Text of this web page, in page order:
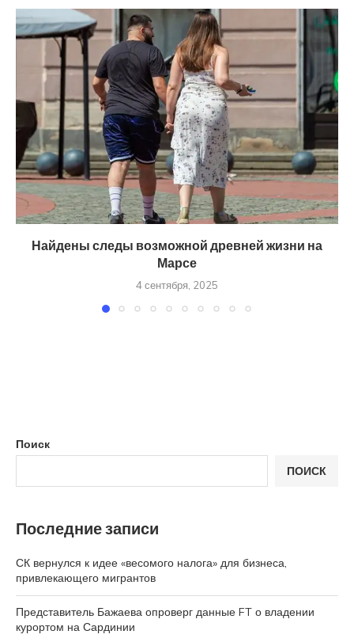
Найдены следы возможной древней жизни на
Марсе
4 сентября, 2025
Поиск
ПОИСК
Последние записи
СК вернулся к идее «весомого налога» для бизнеса,
привлекающего мигрантов
Представитель Бажаева опроверг данные FT о владении
курортом на Сардинии